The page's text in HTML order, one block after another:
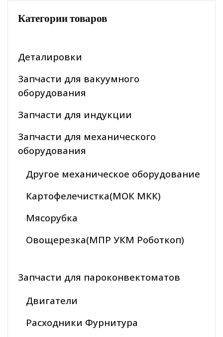
Категории товаров
Деталировки
Запчасти для вакуумного
оборудования
Запчасти для индукции
Запчасти для механического
оборудования
Другое механическое оборудование
Картофелечистка(МОК МКК)
Мясорубка
Овощерезка(МПР УКМ Роботкоп)
Запчасти для пароконвектоматов
Двигатели
Расходники Фурнитура